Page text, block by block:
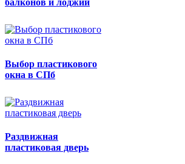
балконов и лоджий
Выбор пластикового
окна в СПб
Раздвижная
пластиковая дверь